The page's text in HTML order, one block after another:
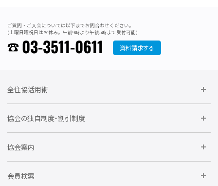
ご質問・ご入会については以下までお問合わせください。
(土曜日曜祝日はお休み。午前9時より午後5時まで受付可能)
03-3511-0611 資料請求する
全住協活用術
委員会に参加しよう
要望活動に参加しよう
協会の独自制度・割引制度
住宅瑕疵担保責任保険割引制度
全住協NET
協会案内
運営組織
会員検索